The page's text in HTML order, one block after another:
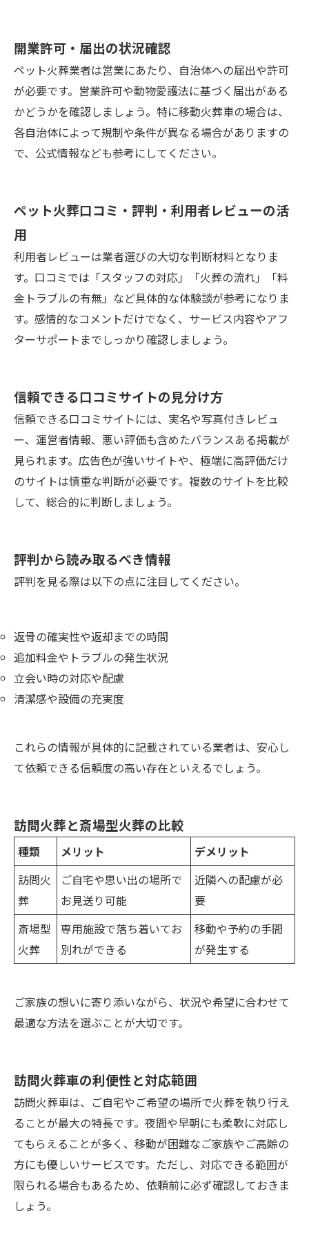
開業許可・届出の状況確認
ペット火葬業者は営業にあたり、自治体への届出や許可
が必要です。営業許可や動物愛護法に基づく届出がある
かどうかを確認しましょう。特に移動火葬車の場合は、
各自治体によって規制や条件が異なる場合がありますの
で、公式情報なども参考にしてください。
ペット火葬口コミ・評判・利用者レビューの活
用
利用者レビューは業者選びの大切な判断材料となりま
す。口コミでは「スタッフの対応」「火葬の流れ」「料
金トラブルの有無」など具体的な体験談が参考になりま
す。感情的なコメントだけでなく、サービス内容やアフ
ターサポートまでしっかり確認しましょう。
信頼できる口コミサイトの見分け方
信頼できる口コミサイトには、実名や写真付きレビュ
ー、運営者情報、悪い評価も含めたバランスある掲載が
見られます。広告色が強いサイトや、極端に高評価だけ
のサイトは慎重な判断が必要です。複数のサイトを比較
して、総合的に判断しましょう。
評判から読み取るべき情報
評判を見る際は以下の点に注目してください。
返骨の確実性や返却までの時間
追加料金やトラブルの発生状況
立会い時の対応や配慮
清潔感や設備の充実度
これらの情報が具体的に記載されている業者は、安心し
て依頼できる信頼度の高い存在といえるでしょう。
訪問火葬と斎場型火葬の比較
種類 メリット
デメリット
訪問火
葬
ご自宅や思い出の場所で
お見送り可能
近隣への配慮が必
要
斎場型
火葬
専用施設で落ち着いてお
別れができる
移動や予約の手間
が発生する
ご家族の想いに寄り添いながら、状況や希望に合わせて
最適な方法を選ぶことが大切です。
訪問火葬車の利便性と対応範囲
訪問火葬車は、ご自宅やご希望の場所で火葬を執り行え
ることが最大の特長です。夜間や早朝にも柔軟に対応し
てもらえることが多く、移動が困難なご家族やご高齢の
方にも優しいサービスです。ただし、対応できる範囲が
限られる場合もあるため、依頼前に必ず確認しておきま
しょう。